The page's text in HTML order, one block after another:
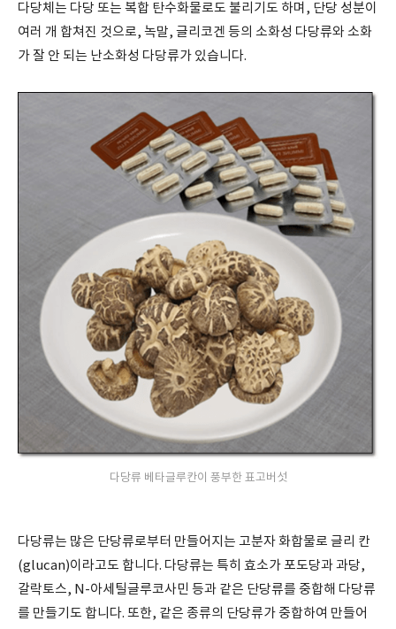
다당체는 다당 또는 복합 탄수화물로도 불리기도 하며, 단당 성분이
여러 개 합쳐진 것으로, 녹말, 글리코겐 등의 소화성 다당류와 소화
가 잘 안 되는 난소화성 다당류가 있습니다.
다당류 베타글루칸이 풍부한 표고버섯
다당류는 많은 단당류로부터 만들어지는 고분자 화합물로 글리 칸
(glucan)이라고도 합니다. 다당류는 특히 효소가 포도당과 과당,
갈락토스, N-아세틸글루코사민 등과 같은 단당류를 중합해 다당류
를 만들기도 합니다. 또한, 같은 종류의 단당류가 중합하여 만들어